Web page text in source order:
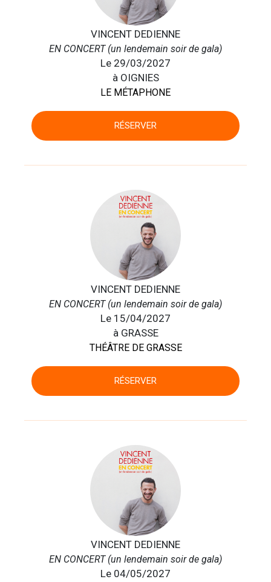
VINCENT DEDIENNE
EN CONCERT (un lendemain soir de gala)
Le 29/03/2027
à OIGNIES
LE MÉTAPHONE
RÉSERVER
VINCENT DEDIENNE
EN CONCERT (un lendemain soir de gala)
Le 15/04/2027
à GRASSE
THÉÂTRE DE GRASSE
RÉSERVER
VINCENT DEDIENNE
EN CONCERT (un lendemain soir de gala)
Le 04/05/2027